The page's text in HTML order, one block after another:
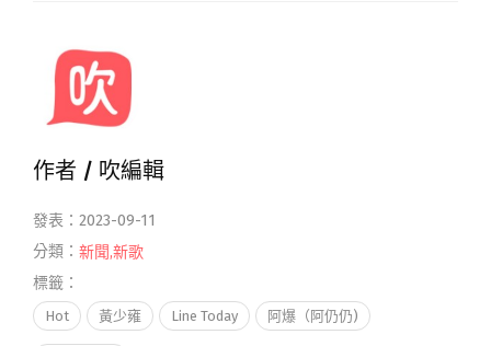
作者 / 吹編輯
發表：2023-09-11
分類： 新聞,新歌
標籤：
Hot 黃少雍 Line Today 阿爆（阿仍仍)